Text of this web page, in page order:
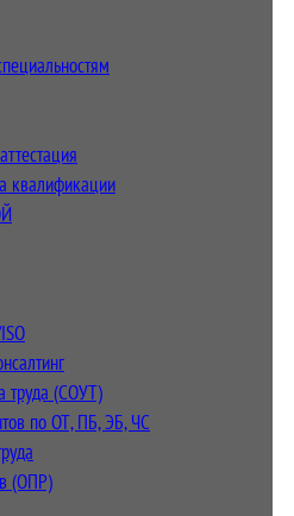
квалификации
труда (СОУТ)
по ОТ, ПБ, ЭБ, ЧС
(ОПР)